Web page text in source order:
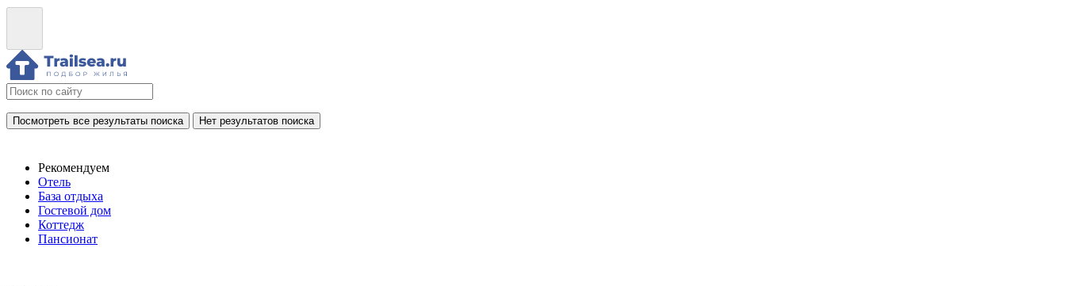
Посмотреть все результаты поиска Нет результатов поиска
Рекомендуем
Отель
База отдыха
Гостевой дом
Коттедж
Пансионат